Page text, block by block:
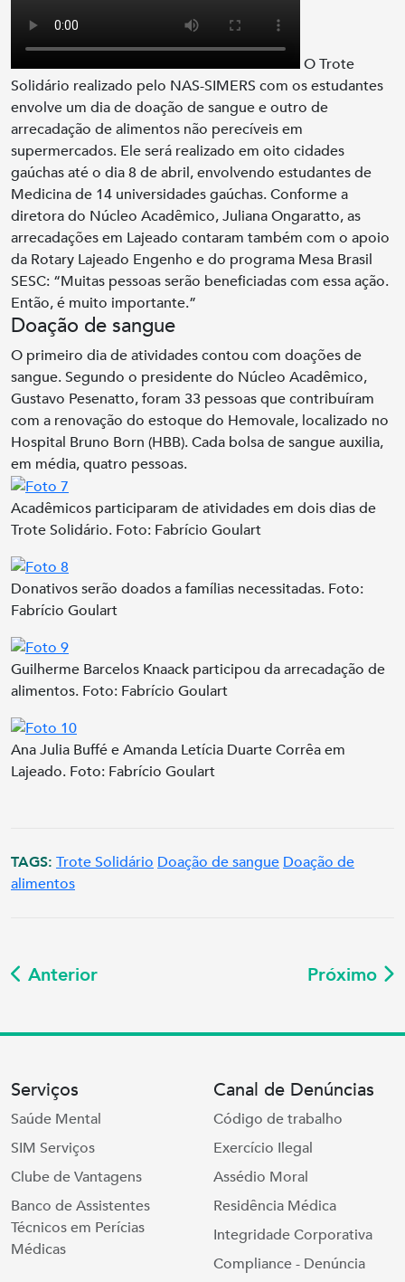
O Trote
Solidário realizado pelo NAS-SIMERS com os estudantes
envolve um dia de doação de sangue e outro de
arrecadação de alimentos não perecíveis em
supermercados. Ele será realizado em oito cidades
gaúchas até o dia 8 de abril, envolvendo estudantes de
Medicina de 14 universidades gaúchas. Conforme a
diretora do Núcleo Acadêmico, Juliana Ongaratto, as
arrecadações em Lajeado contaram também com o apoio
da Rotary Lajeado Engenho e do programa Mesa Brasil
SESC: “Muitas pessoas serão beneficiadas com essa ação.
Então, é muito importante.”
Doação de sangue
O primeiro dia de atividades contou com doações de
sangue. Segundo o presidente do Núcleo Acadêmico,
Gustavo Pesenatto, foram 33 pessoas que contribuíram
com a renovação do estoque do Hemovale, localizado no
Hospital Bruno Born (HBB). Cada bolsa de sangue auxilia,
em média, quatro pessoas.
Acadêmicos participaram de atividades em dois dias de
Trote Solidário. Foto: Fabrício Goulart
Donativos serão doados a famílias necessitadas. Foto:
Fabrício Goulart
Guilherme Barcelos Knaack participou da arrecadação de
alimentos. Foto: Fabrício Goulart
Ana Julia Buffé e Amanda Letícia Duarte Corrêa em
Lajeado. Foto: Fabrício Goulart
TAGS: Trote SolidárioDoação de sangueDoação de
alimentos
Anterior Próximo
Serviços
Saúde Mental
SIM Serviços
Clube de Vantagens
Banco de Assistentes
Técnicos em Perícias
Médicas
Canal de Denúncias
Código de trabalho
Exercício Ilegal
Assédio Moral
Residência Médica
Integridade Corporativa
Compliance - Denúncia